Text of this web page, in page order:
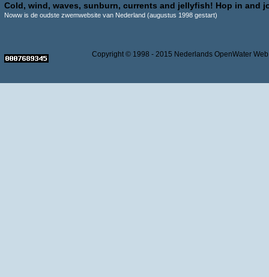
Cold, wind, waves, sunburn, currents and jellyfish! Hop in and
Noww is de oudste zwemwebsite van Nederland (augustus 1998 gestart)
Copyright © 1998 - 2015 Nederlands OpenWater